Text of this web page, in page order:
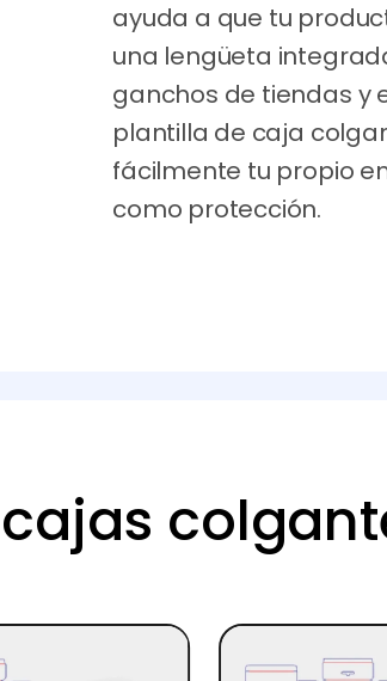
ayuda a que tu
una lengüeta
ganchos de tiendas y
plantilla de caja
fácilmente tu propio
como protección.